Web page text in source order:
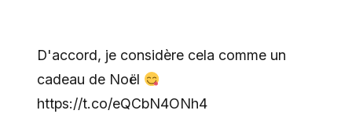
D'accord, je considère cela comme un
cadeau de Noël
https://t.co/eQCbN4ONh4